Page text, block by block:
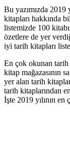
Bu yazımızda 2019
kitapları hakkında
listemizde 100
özetlere de yer
iyi tarih kitapları
En çok okunan
kitap mağazasının
yer alan tarih
tarih kitaplarından
İşte 2019 yılının